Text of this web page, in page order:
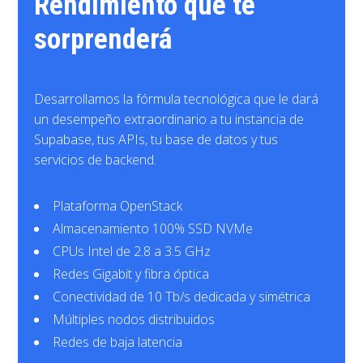
sorprenderá
Desarrollamos la fórmula tecnológica que le dará
un desempeño extraordinario a tu instancia de
Supabase, tus APIs, tu base de datos y tus
servicios de backend.
Plataforma OpenStack
Almacenamiento 100% SSD NVMe
CPUs Intel de 2.8 a 3.5 GHz
Redes Gigabit y fibra óptica
Conectividad de 10 Tb/s dedicada y simétrica
Múltiples nodos distribuidos
Redes de baja latencia